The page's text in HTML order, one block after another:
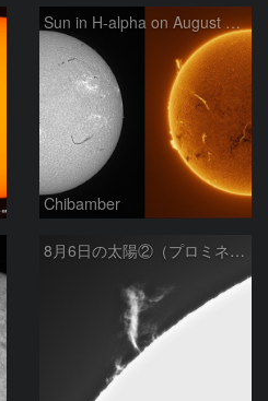
Sun in H-alpha on August 6, 2026
Chibamber
8月6日の太陽②（プロミネン北東縁 ）